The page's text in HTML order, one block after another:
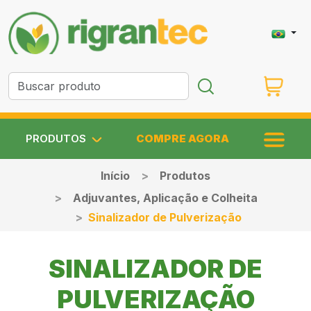
PRODUTOS COMPRE AGORA
PRODUTOS
Início
Produtos
Adjuvantes, Aplicação e Colheita
Sinalizador de Pulverização
SINALIZADOR DE
PULVERIZAÇÃO